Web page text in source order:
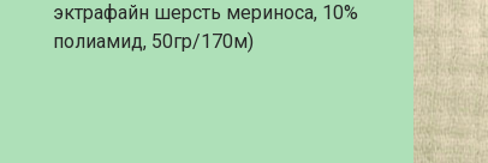
эктрафайн шерсть мериноса, 10%
полиамид, 50гр/170м)
акрил,